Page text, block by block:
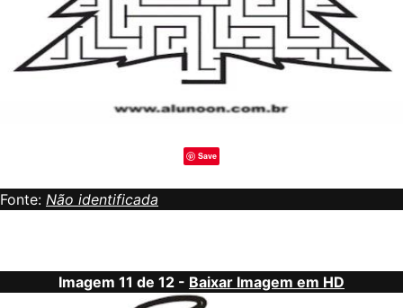
Save
Fonte: Não identificada
Imagem 11 de 12 - Baixar Imagem em HD